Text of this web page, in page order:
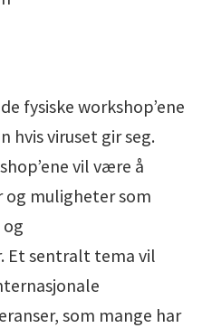
fysiske workshop’ene
hvis viruset gir seg.
vil være å
muligheter som
Et sentralt tema vil
som mange har